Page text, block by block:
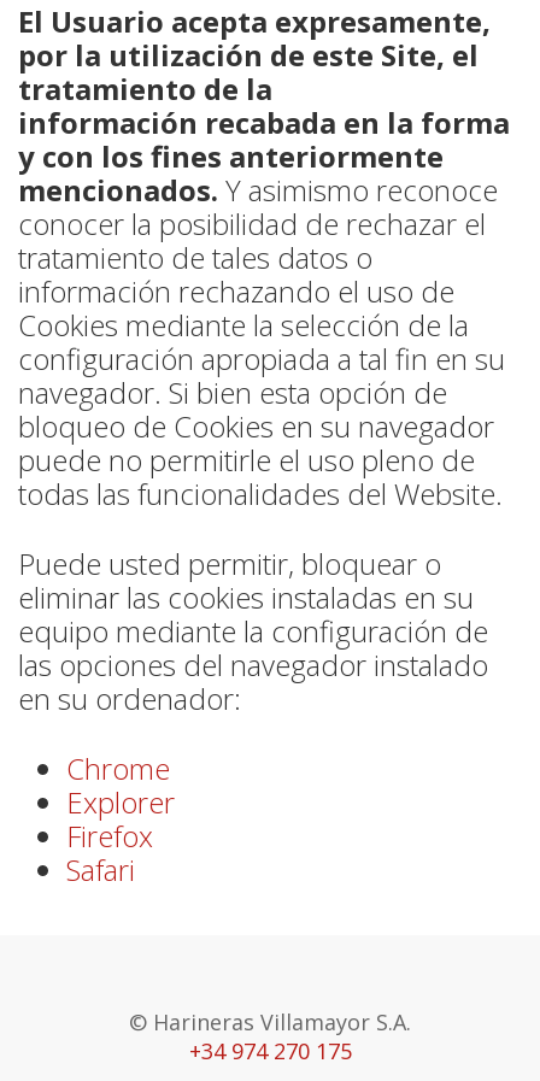
El Usuario acepta expresamente,
por la utilización de este Site, el
tratamiento de la
información recabada en la forma
y con los fines anteriormente
mencionados. Y asimismo reconoce
conocer la posibilidad de rechazar el
tratamiento de tales datos o
información rechazando el uso de
Cookies mediante la selección de la
configuración apropiada a tal fin en su
navegador. Si bien esta opción de
bloqueo de Cookies en su navegador
puede no permitirle el uso pleno de
todas las funcionalidades del Website.
Puede usted permitir, bloquear o
eliminar las cookies instaladas en su
equipo mediante la configuración de
las opciones del navegador instalado
en su ordenador:
Chrome
Explorer
Firefox
Safari
© Harineras Villamayor S.A.
+34 974 270 175